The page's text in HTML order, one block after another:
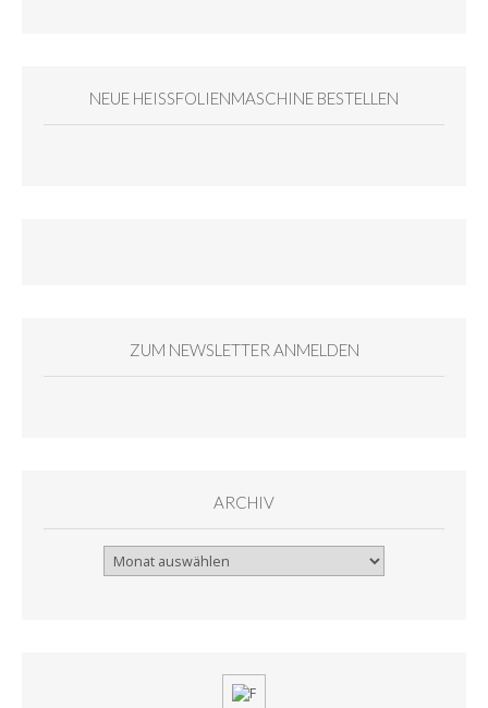
NEUE HEISSFOLIENMASCHINE BESTELLEN
ZUM NEWSLETTER ANMELDEN
ARCHIV
Archiv